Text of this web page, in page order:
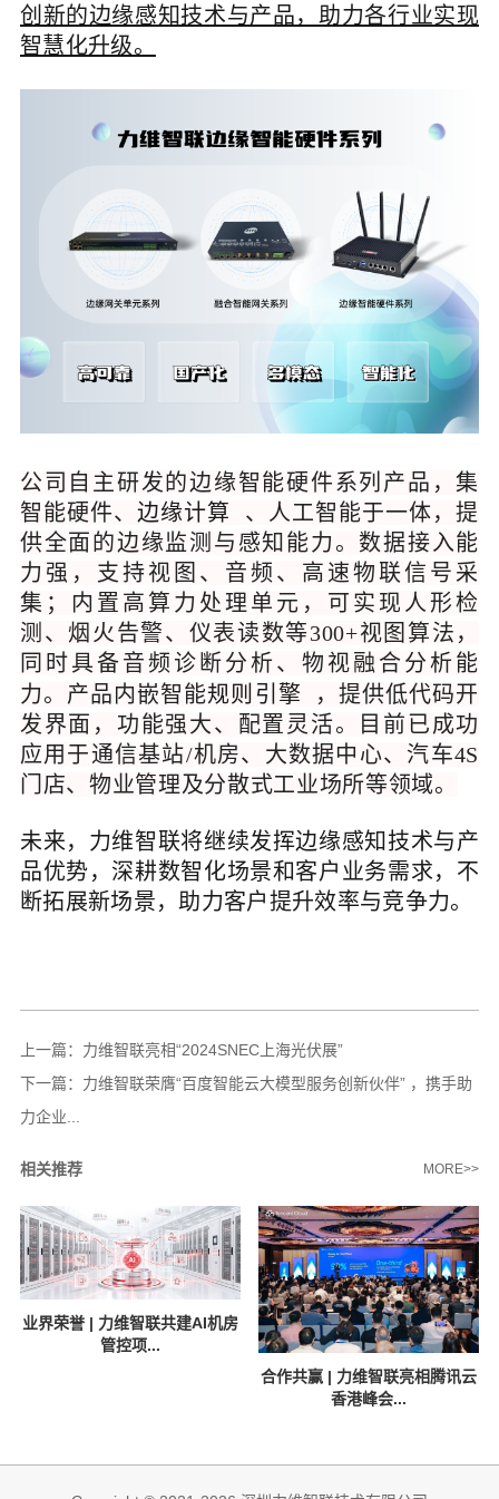
创新的边缘感知技术与产品，助力各行业实现
智慧化升级。
公司自主研发的边缘智能硬件系列产品，集
智能硬件、边缘计算
、人工智能于一体，提
供全面的边缘监测与感知能力。数据接入能
力强，支持视图、音频、高速物联信号采
集；内置高算力处理单元，可实现人形检
测、烟火告警、仪表读数等300+视图算法，
同时具备音频诊断分析、物视融合分析能
力。产品内嵌智能规则引擎
，提供低代码开
发界面，功能强大、配置灵活。目前已成功
应用于通信基站/机房、大数据中心、汽车4S
门店、物业管理及分散式工业场所等领域。
未来，力维智联将继续发挥边缘感知技术与产
品优势，深耕数智化场景和客户业务需求，不
断拓展新场景，助力客户提升效率与竞争力。
上一篇： 力维智联亮相“2024SNEC上海光伏展”
下一篇： 力维智联荣膺“百度智能云大模型服务创新伙伴” ，携手助
力企业...
相关推荐 MORE>>
业界荣誉 | 力维智联共建AI机房
管控项...
合作共赢 | 力维智联亮相腾讯云
香港峰会...